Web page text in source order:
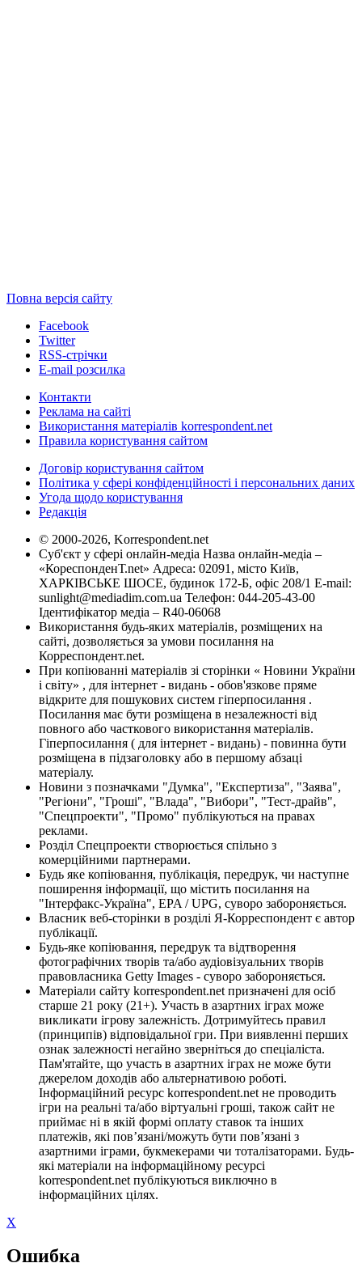
Повна версія сайту
Facebook
Twitter
RSS-стрічки
E-mail розсилка
Контакти
Реклама на сайті
Використання матеріалів korrespondent.net
Правила користування сайтом
Договір користування сайтом
Політика у сфері конфіденційності і персональних даних
Угода щодо користування
Редакція
© 2000-2026, Korrespondent.net
Суб'єкт у сфері онлайн-медіа Назва онлайн-медіа –
«КореспонденТ.net» Адреса: 02091, місто Київ,
ХАРКІВСЬКЕ ШОСЕ, будинок 172-Б, офіс 208/1 E-mail:
sunlight@mediadim.com.ua Телефон: 044-205-43-00
Ідентифікатор медіа – R40-06068
Використання будь-яких матеріалів, розміщених на
сайті, дозволяється за умови посилання на
Корреспондент.net.
При копіюванні матеріалів зі сторінки « Новини України
і світу» , для інтернет - видань - обов'язкове пряме
відкрите для пошукових систем гіперпосилання .
Посилання має бути розміщена в незалежності від
повного або часткового використання матеріалів.
Гіперпосилання ( для інтернет - видань) - повинна бути
розміщена в підзаголовку або в першому абзаці
матеріалу.
Новини з позначками "Думка", "Експертиза", "Заява",
"Регіони", "Гроші", "Влада", "Вибори", "Тест-драйв",
"Спецпроекти", "Промо" публікуються на правах
реклами.
Розділ Спецпроекти створюється спільно з
комерційними партнерами.
Будь яке копіювання, публікація, передрук, чи наступне
поширення інформації, що містить посилання на
"Інтерфакс-Україна", EPA / UPG, суворо забороняється.
Власник веб-сторінки в розділі Я-Корреспондент є автор
публікації.
Будь-яке копіювання, передрук та відтворення
фотографічних творів та/або аудіовізуальних творів
правовласника Getty Images - суворо забороняється.
Матеріали сайту korrespondent.net призначені для осіб
старше 21 року (21+). Участь в азартних іграх може
викликати ігрову залежність. Дотримуйтесь правил
(принципів) відповідальної гри. При виявленні перших
ознак залежності негайно зверніться до спеціаліста.
Пам'ятайте, що участь в азартних іграх не може бути
джерелом доходів або альтернативою роботі.
Інформаційний ресурс korrespondent.net не проводить
ігри на реальні та/або віртуальні гроші, також сайт не
приймає ні в якій формі оплату ставок та інших
платежів, які пов’язані/можуть бути пов’язані з
азартними іграми, букмекерами чи тоталізаторами. Будь-
які матеріали на інформаційному ресурсі
korrespondent.net публікуються виключно в
інформаційних цілях.
X
Ошибка